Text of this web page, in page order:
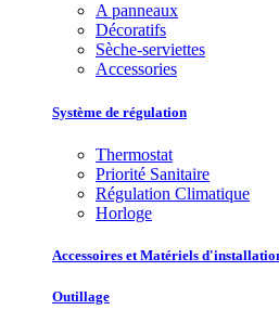
A panneaux
Décoratifs
Sèche-serviettes
Accessories
Système de régulation
Thermostat
Priorité Sanitaire
Régulation Climatique
Horloge
Accessoires et Matériels
Outillage